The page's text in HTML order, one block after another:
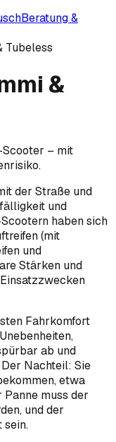
Beratung &
Tubeless
&
Scooter – mit
der Straße und
und
haben sich
(mit
und
Stärken und
Fahrkomfort
ab und
Nachteil: Sie
etwa
muss der
und der